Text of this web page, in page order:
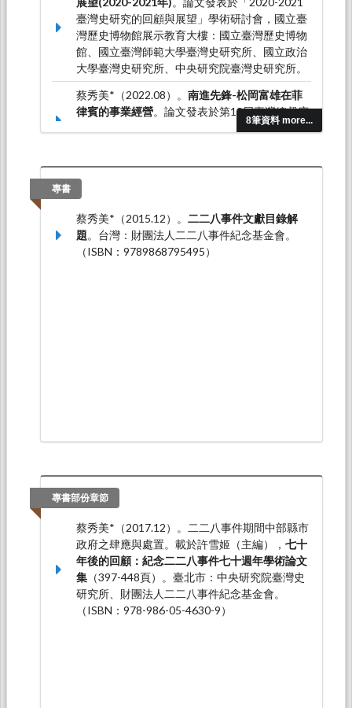
8筆資料 more...
臺灣史研究的回顧與展望」學術研討會，國立臺
灣歷史博物館展示教育大樓：國立臺灣歷史博物
館、國立臺灣師範大學臺灣史研究所、國立政治
大學臺灣史研究所、中央研究院臺灣史研究所。
蔡秀美*（2022.08）。 南進先鋒-松岡富雄在菲
律賓的事業經營。論文發表於第12屆臺灣總督府
檔案學術研討會議，國史館臺灣文獻館文獻大樓
蔡秀美*（2018.11）。日治前期臺中公學校之師
會，南華大學成均館C334會議室：南華大學人
文學院。
專書
蔡秀美*（2015.12）。 二二八事件文獻目錄解
題。台灣：財團法人二二八事件紀念基金會。
（ISBN：9789868795495）
專書部份章節
蔡秀美*（2017.12）。二二八事件期間中部縣市
政府之肆應與處置。載於許雪姬（主編）， 七十
年後的回顧：紀念二二八事件七十週年學術論文
集 （397-448頁）。臺北市：中央研究院臺灣史
研究所、財團法人二二八事件紀念基金會。
（ISBN：978-986-05-4630-9）